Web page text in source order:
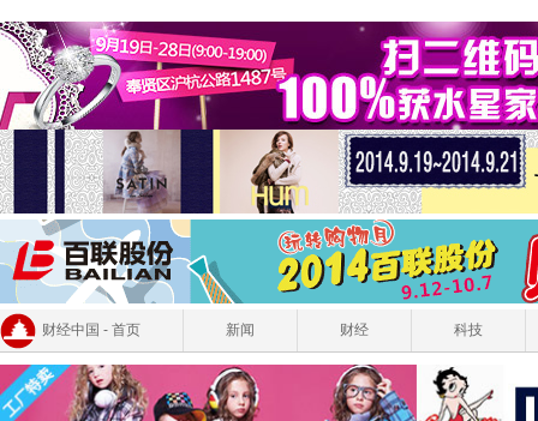
财经中国 - 首页 新闻 财经 科技